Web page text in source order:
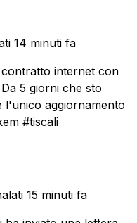
14 minuti fa
internet con
5 giorni che sto
l'unico aggiornamento
#tiscali
15 minuti fa